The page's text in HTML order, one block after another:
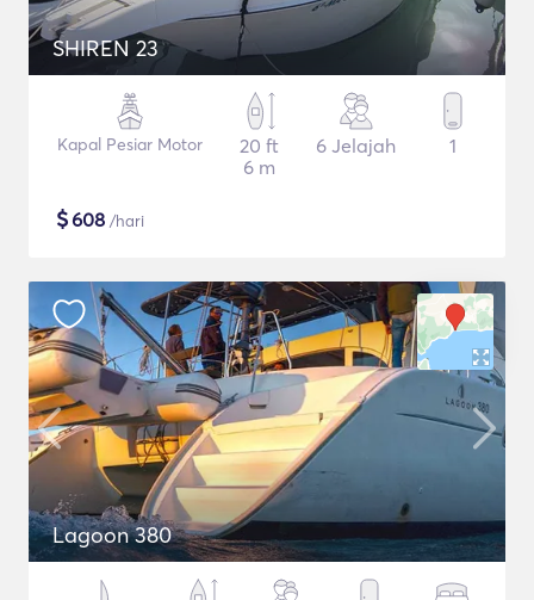
SHIREN 23
Kapal Pesiar Motor
20 ft
6 m
6 Jelajah 1
$608 /hari
Lagoon 380